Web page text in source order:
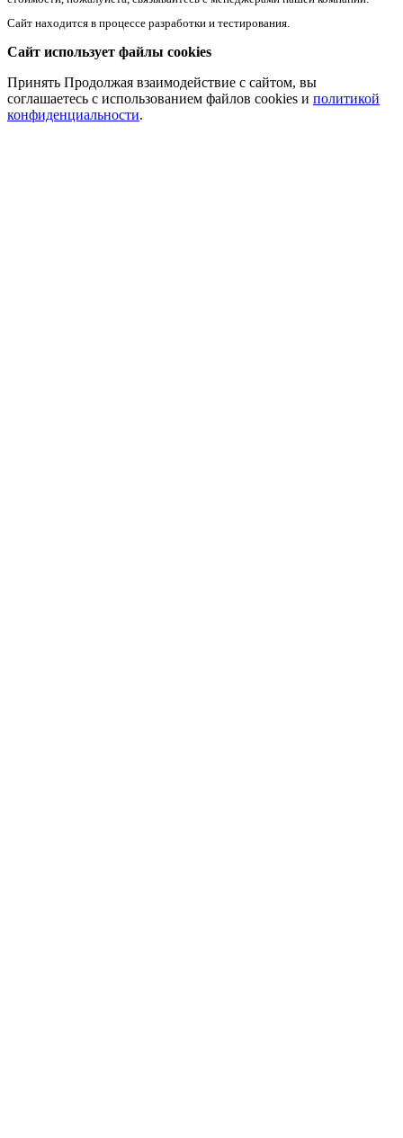
Сайт находится в процессе разработки и тестирования.
Сайт использует файлы cookies
Принять Продолжая взаимодействие с сайтом, вы
соглашаетесь с использованием файлов cookies и политикой
конфиденциальности.